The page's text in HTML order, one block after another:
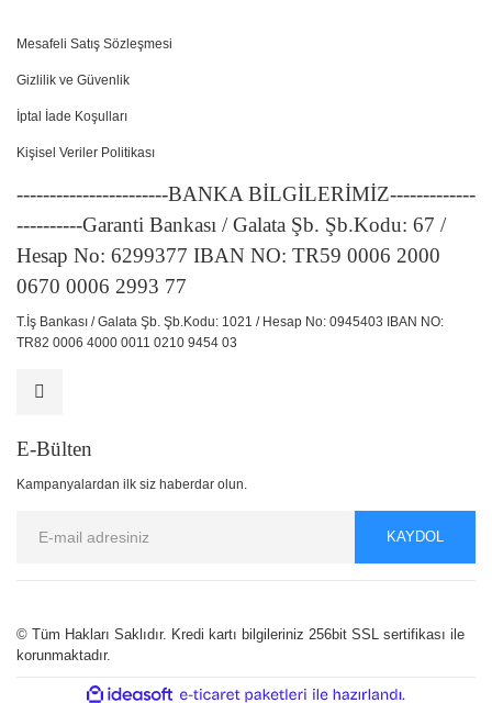
Mesafeli Satış Sözleşmesi
Gizlilik ve Güvenlik
İptal İade Koşulları
Kişisel Veriler Politikası
-----------------------BANKA BİLGİLERİMİZ-------------
----------Garanti Bankası / Galata Şb. Şb.Kodu: 67 /
Hesap No: 6299377 IBAN NO: TR59 0006 2000
0670 0006 2993 77
T.İş Bankası / Galata Şb. Şb.Kodu: 1021 / Hesap No: 0945403 IBAN NO:
TR82 0006 4000 0011 0210 9454 03
E-Bülten
Kampanyalardan ilk siz haberdar olun.
KAYDOL
© Tüm Hakları Saklıdır. Kredi kartı bilgileriniz 256bit SSL sertifikası ile
korunmaktadır.
ideasoft e-